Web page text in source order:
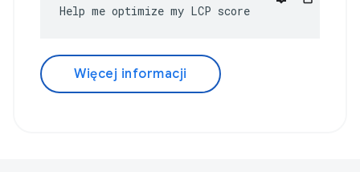
Help me optimize my LCP score
Więcej informacji